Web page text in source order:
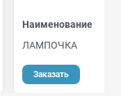
Наименование
ЛАМПОЧКА
Заказать